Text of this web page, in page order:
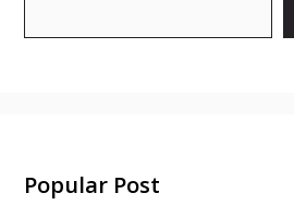
Popular Post